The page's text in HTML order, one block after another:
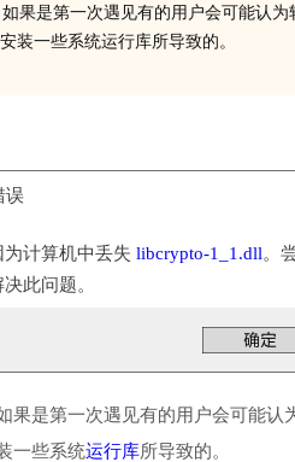
果是第一次遇见有的用户会可能认为
装一些系统运行库所导致的。
误
计算机中丢失 libcrypto-1_1.dll。
此问题。
是第一次遇见有的用户会可能认
一些系统运行库所导致的。